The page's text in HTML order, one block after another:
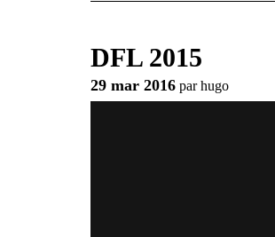
DFL 2015
29 mar 2016 parhugo